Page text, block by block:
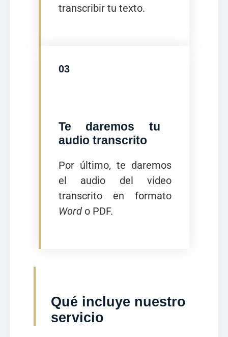
transcribir tu texto.
03
Te daremos tu
audio transcrito
Por último, te daremos
el audio del video
transcrito en formato
Word o PDF.
Qué incluye nuestro
servicio